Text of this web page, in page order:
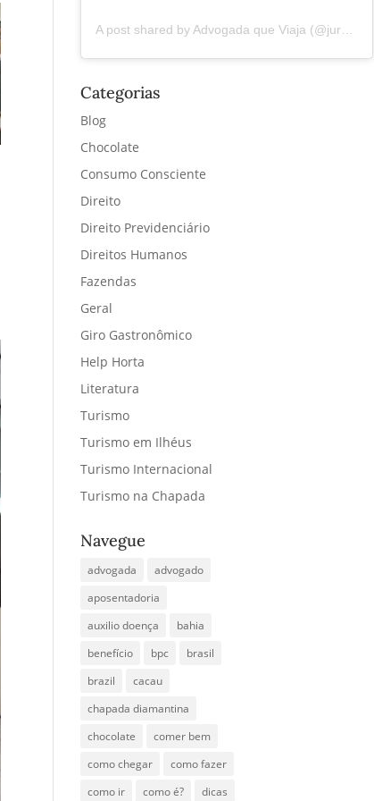
A post shared by Advogada que Viaja (@juremacintra)
Categorias
Blog
Chocolate
Consumo Consciente
Direito
Direito Previdenciário
Direitos Humanos
Fazendas
Geral
Giro Gastronômico
Help Horta
Literatura
Turismo
Turismo em Ilhéus
Turismo Internacional
Turismo na Chapada
Navegue
advogada
advogado
aposentadoria
auxilio doença
bahia
benefício
bpc
brasil
brazil
cacau
chapada diamantina
chocolate
comer bem
como chegar
como fazer
como ir
como é?
dicas